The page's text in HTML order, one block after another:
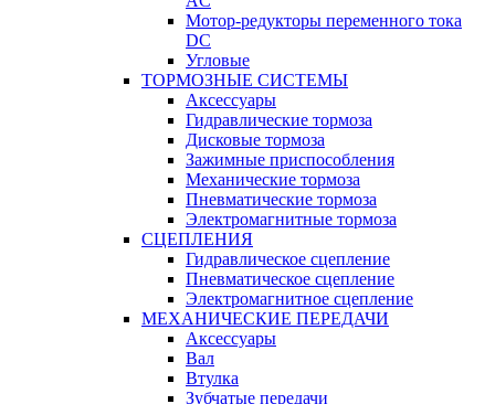
Мотор-редукторы переменного тока
DC
Угловые
ТОРМОЗНЫЕ СИСТЕМЫ
Аксессуары
Гидравлические тормоза
Дисковые тормоза
Зажимные приспособления
Механические тормоза
Пневматические тормоза
Электромагнитные тормоза
СЦЕПЛЕНИЯ
Гидравлическое сцепление
Пневматическое сцепление
Электромагнитное сцепление
МЕХАНИЧЕСКИЕ ПЕРЕДАЧИ
Аксессуары
Вал
Втулка
Зубчатые передачи